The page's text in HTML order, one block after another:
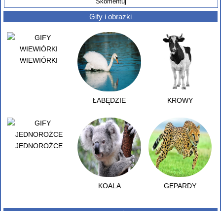
Gify i obrazki
WIEWIÓRKI
ŁABĘDZIE KROWY
JEDNOROŻCE
KOALA GEPARDY